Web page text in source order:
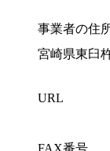
事業者の住
宮崎県東臼
URL